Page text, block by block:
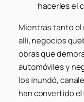
hacerles el
Mientras tanto el
allí, negocios
obras que
automóviles y
los inundó,
han convertido